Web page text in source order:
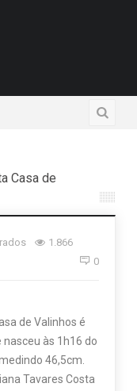
Casa de
1.866
0
de Valinhos é
nasceu às 1h16 do
46,5cm.
Tavares Costa